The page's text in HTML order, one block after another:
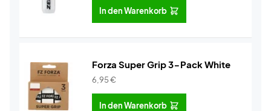
In den Warenkorb
Forza Super Grip 3-Pack White
6,95€
In den Warenkorb